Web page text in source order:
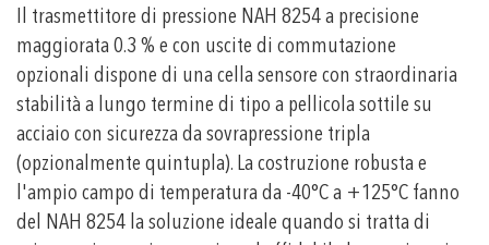
Il trasmettitore di pressione NAH 8254 a precisione
maggiorata 0.3 % e con uscite di commutazione
opzionali dispone di una cella sensore con straordinaria
stabilità a lungo termine di tipo a pellicola sottile su
acciaio con sicurezza da sovrapressione tripla
(opzionalmente quintupla). La costruzione robusta e
l'ampio campo di temperatura da -40°C a +125°C fanno
del NAH 8254 la soluzione ideale quando si tratta di